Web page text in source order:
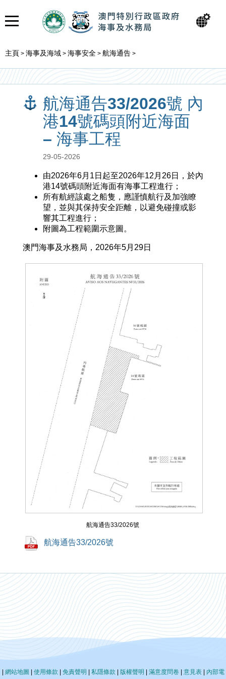
主頁 > 海事及海域 > 海事安全 > 航海通告 >
航海通告33/2026號 內
港14號碼頭附近海面
– 海事工程
29-05-2026
由2026年6月1日起至2026年12月26日，於內
港14號碼頭附近海面有海事工程進行；
所有航經該處之船隻，應謹慎航行及加強瞭
望，並與其保持安全距離，以避免碰撞或影
響其工程進行；
附圖為工程範圍示意圖。
澳門海事及水務局，2026年5月29日
航海通告33/2026號
航海通告33/2026號
網站地圖 使用條款 免責聲明 私隱條款 版權聲明 滿意度問卷| 意見表|
內部電